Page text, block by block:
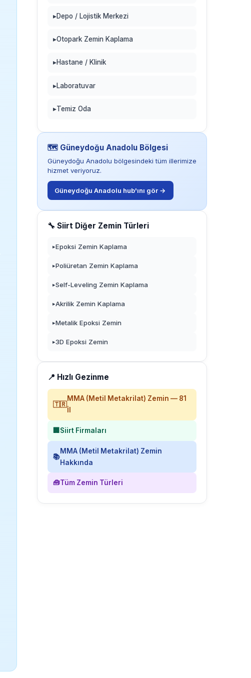
▸Depo / Lojistik Merkezi
▸Otopark Zemin Kaplama
▸Hastane / Klinik
▸Laboratuvar
▸Temiz Oda
🗺️ Güneydoğu Anadolu Bölgesi
Güneydoğu Anadolu bölgesindeki tüm illerimize
hizmet veriyoruz.
Güneydoğu Anadolu hub'ını gör →
🔧 Siirt Diğer Zemin Türleri
▸Epoksi Zemin Kaplama
▸Poliüretan Zemin Kaplama
▸Self-Leveling Zemin Kaplama
▸Akrilik Zemin Kaplama
▸Metalik Epoksi Zemin
▸3D Epoksi Zemin
📍 Hızlı Gezinme
🇹🇷
MMA (Metil Metakrilat) Zemin — 81
İl
Siirt Firmaları
📚
MMA (Metil Metakrilat) Zemin
Hakkında
🧰Tüm Zemin Türleri